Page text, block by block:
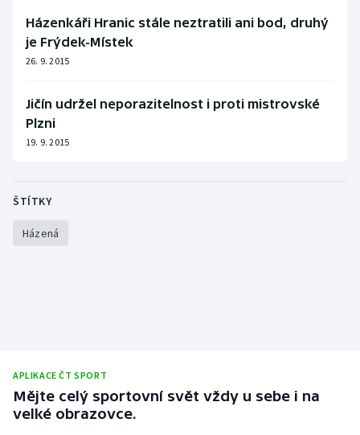
Házenkáři Hranic stále neztratili ani bod, druhý
je Frýdek-Místek
26. 9. 2015
Jičín udržel neporazitelnost i proti mistrovské
Plzni
19. 9. 2015
ŠTÍTKY
Házená
APLIKACE ČT SPORT
Mějte celý sportovní svět vždy u sebe i na
velké obrazovce.